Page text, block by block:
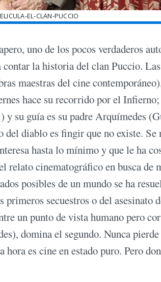
EL-CLAN-PUCCIO
uno de los pocos verdaderos
la historia del clan Puccio.
maestras del cine
hace su recorrido por el
su guía es su padre Arquímedes
del diablo es fingir que no existe.
hasta lo mínimo y que le ha
relato cinematográfico en busca de
posibles de un mundo se ha
secuestros o del asesinato
un punto de vista humano pero
domina el segundo. Nunca
es cine en estado puro. Pero